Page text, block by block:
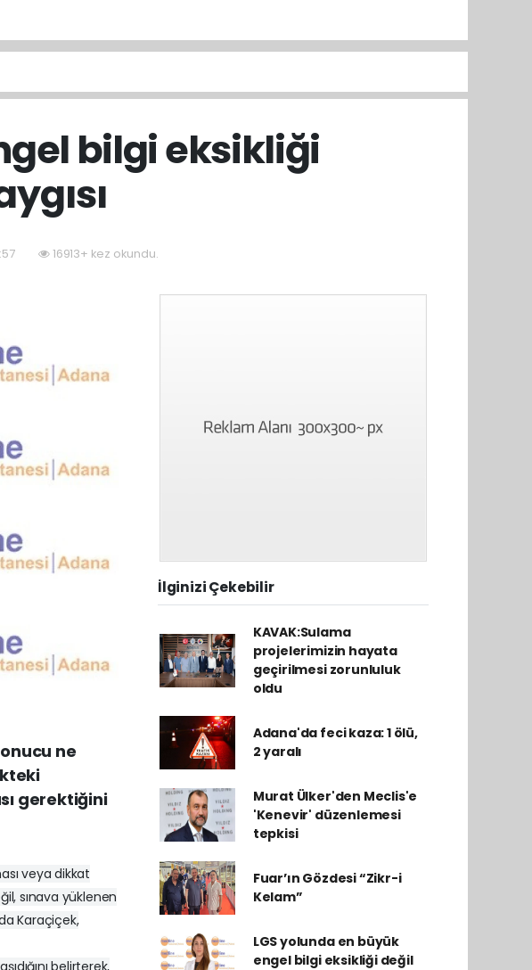
bilgi eksikliği
16913+ kez okundu.
ne
gerektiğini
veya dikkat
sınava yüklenen
Karaçiçek,
İlginizi Çekebilir
KAVAK:Sulama
projelerimizin hayata
geçirilmesi zorunluluk
oldu
Adana'da feci kaza: 1 ölü,
2 yaralı
Murat Ülker'den Meclis'e
'Kenevir' düzenlemesi
tepkisi
Fuar’ın Gözdesi “Zikr-i
Kelam”
LGS yolunda en büyük
engel bilgi eksikliği değil